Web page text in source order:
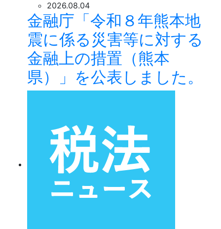
2026.08.04
金融庁「令和８年熊本地
震に係る災害等に対する
金融上の措置（熊本
県）」を公表しました。